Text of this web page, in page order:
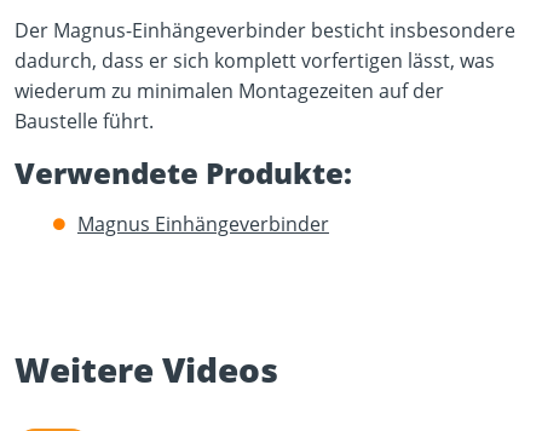
Play Video
YouTube content loads after clicking.
Der Magnus-Einhängeverbinder besticht insbesondere
dadurch, dass er sich komplett vorfertigen lässt, was
wiederum zu minimalen Montagezeiten auf der
Baustelle führt.
Verwendete Produkte:
Magnus Einhängeverbinder
Weitere Videos